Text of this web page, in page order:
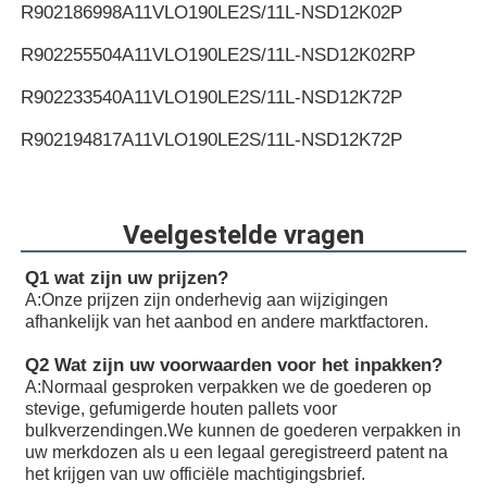
R902186998A11VLO190LE2S/11L-NSD12K02P
R902255504A11VLO190LE2S/11L-NSD12K02RP
R902233540A11VLO190LE2S/11L-NSD12K72P
R902194817A11VLO190LE2S/11L-NSD12K72P
A11VLO190LE2S/11L-NTD12K02P
R902233884 A11VLO190LE2S/11L-NZD12K02H
R902106321A11VLO190LE2S/11L-NZD12K02H
R902220946A11VLO190LE2S/11L-NZD12K02P
R902255713A11VLO190LE2S/11L-NZD12K02P
R902225083A11VLO190LE2S/11L-NZD12K02P
Veelgestelde vragen
Q1 wat zijn uw prijzen?
A:Onze prijzen zijn onderhevig aan wijzigingen
afhankelijk van het aanbod en andere marktfactoren.
Q2 Wat zijn uw voorwaarden voor het inpakken?
A:Normaal gesproken verpakken we de goederen op
stevige, gefumigerde houten pallets voor
bulkverzendingen.We kunnen de goederen verpakken in
uw merkdozen als u een legaal geregistreerd patent na
het krijgen van uw officiële machtigingsbrief.